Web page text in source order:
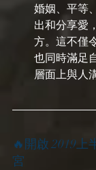
婚姻、平等
出和分享愛
方。這不僅
也同時滿足
層面上與人
🔥開啟 2019上
宮